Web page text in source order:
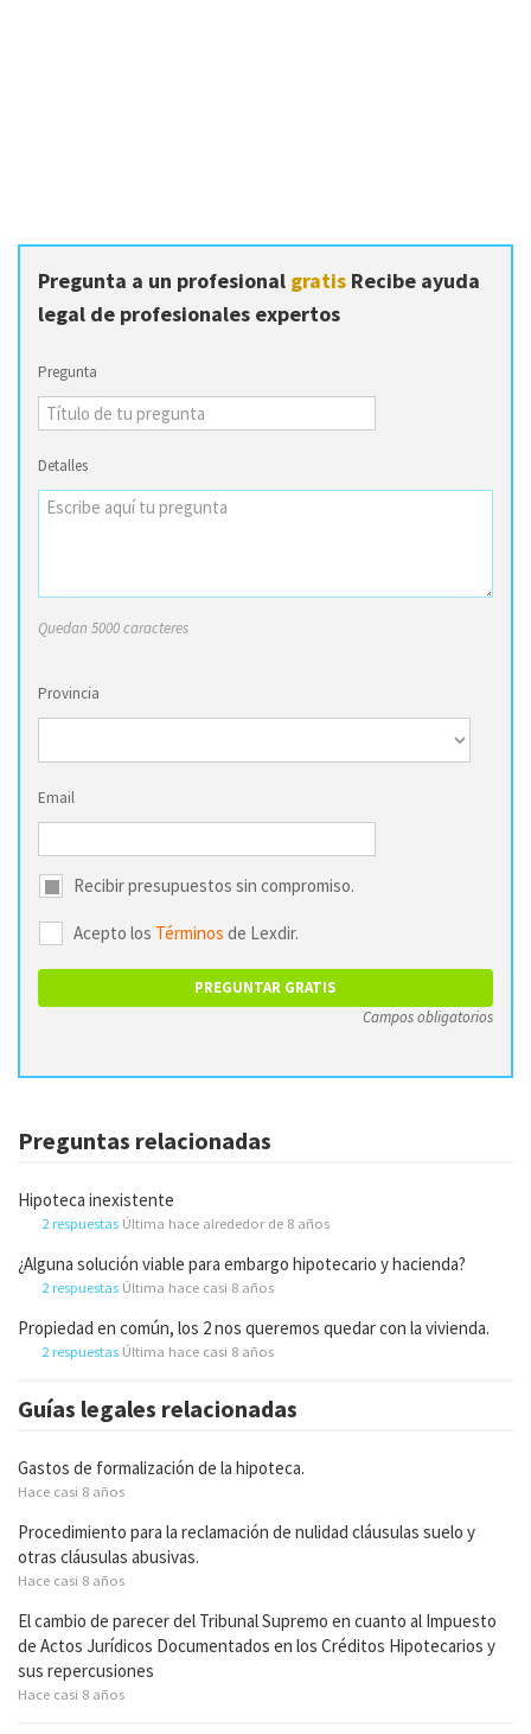
Pregunta a un profesional gratis Recibe ayuda
legal de profesionales expertos
Pregunta
Detalles
Quedan 5000 caracteres
Provincia
Email
Recibir presupuestos sin compromiso.
Acepto los Términos de Lexdir.
Campos obligatorios
Preguntas relacionadas
Hipoteca inexistente
2 respuestas Última hace alrededor de 8 años
¿Alguna solución viable para embargo hipotecario y hacienda?
2 respuestas Última hace casi 8 años
Propiedad en común, los 2 nos queremos quedar con la vivienda.
2 respuestas Última hace casi 8 años
Guías legales relacionadas
Gastos de formalización de la hipoteca.
Hace casi 8 años
Procedimiento para la reclamación de nulidad cláusulas suelo y
otras cláusulas abusivas.
Hace casi 8 años
El cambio de parecer del Tribunal Supremo en cuanto al Impuesto
de Actos Jurídicos Documentados en los Créditos Hipotecarios y
sus repercusiones
Hace casi 8 años